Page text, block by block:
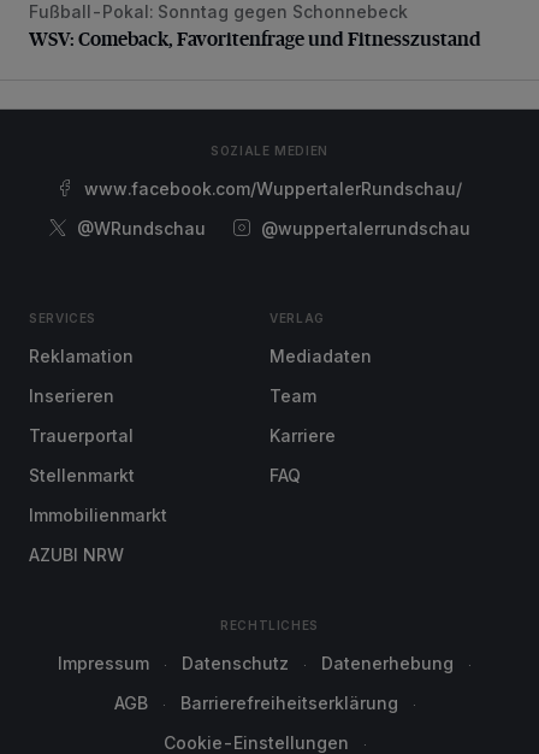
WSV: Comeback, Favoritenfrage und Fitnesszustand
Fußball-Pokal: Sonntag gegen Schonnebeck
WSV: Comeback, Favoritenfrage und Fitnesszustand
SOZIALE MEDIEN
www.facebook.com/WuppertalerRundschau/
@WRundschau
@wuppertalerrundschau
SERVICES
Reklamation
Inserieren
Trauerportal
Stellenmarkt
Immobilienmarkt
AZUBI NRW
VERLAG
Mediadaten
Team
Karriere
FAQ
RECHTLICHES
Impressum Datenschutz
Datenerhebung
AGB
Barrierefreiheitserklärung
Cookie-Einstellungen